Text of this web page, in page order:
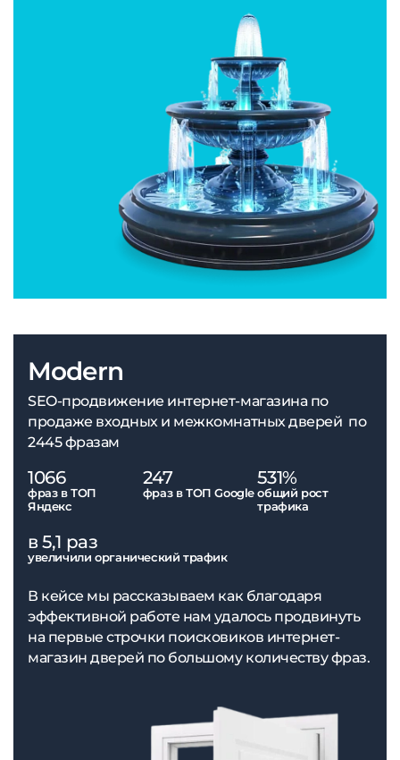
Modern
SEO-продвижение интернет-магазина по
продаже входных и межкомнатных дверей по
2445 фразам
1066
фраз в ТОП
Яндекс
247
фраз в ТОП Google
531%
общий рост
трафика
в 5,1 раз
увеличили органический трафик
В кейсе мы рассказываем как благодаря
эффективной работе нам удалось продвинуть
на первые строчки поисковиков интернет-
магазин дверей по большому количеству фраз.